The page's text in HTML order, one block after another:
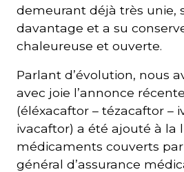
demeurant déjà très unie,
davantage et a su
chaleureuse et ouverte.
Parlant d’évolution, nous
avec joie l’annonce
(éléxacaftor – tézacaftor –
ivacaftor) a été ajouté à la
médicaments couverts
général d’assurance